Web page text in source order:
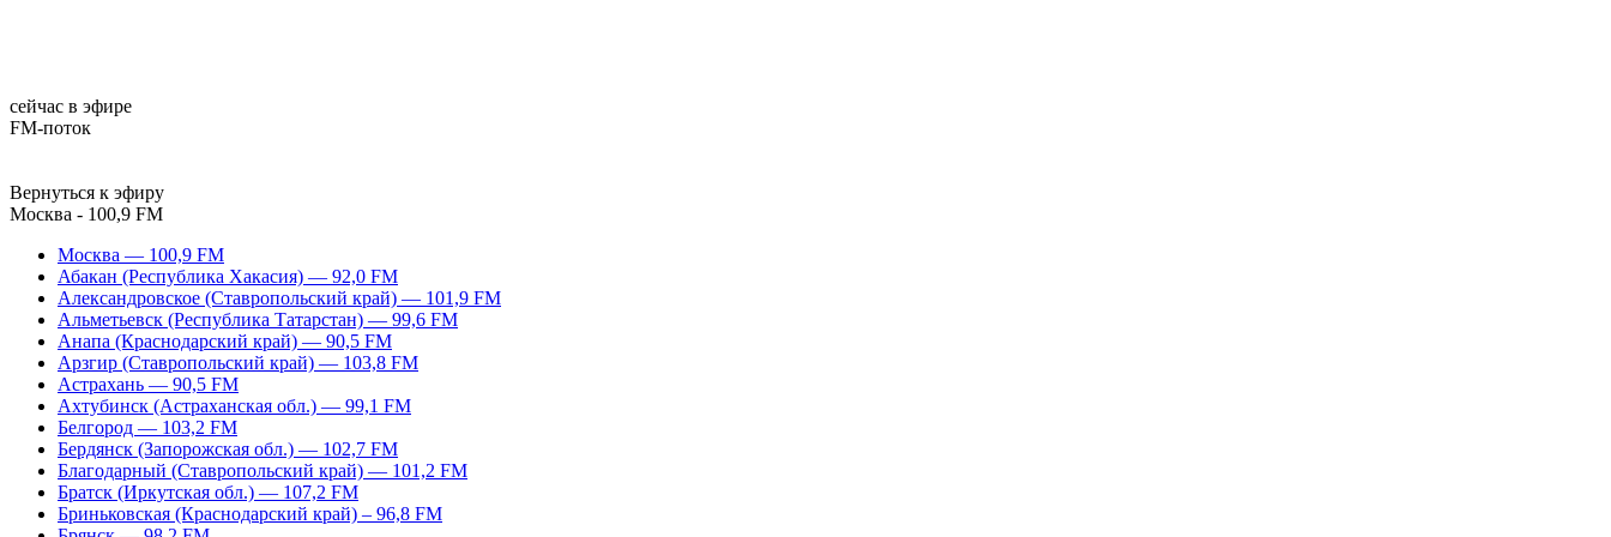
сейчас в эфире
FM-поток
Вернуться к эфиру
Москва - 100,9 FM
Москва — 100,9 FM
Абакан (Республика Хакасия) — 92,0 FM
Александровское (Ставропольский край) — 101,9 FM
Альметьевск (Республика Татарстан) — 99,6 FM
Анапа (Краснодарский край) — 90,5 FM
Арзгир (Ставропольский край) — 103,8 FM
Астрахань — 90,5 FM
Ахтубинск (Астраханская обл.) — 99,1 FM
Белгород — 103,2 FM
Бердянск (Запорожская обл.) — 102,7 FM
Благодарный (Ставропольский край) — 101,2 FM
Братск (Иркутская обл.) — 107,2 FM
Бриньковская (Краснодарский край) – 96,8 FM